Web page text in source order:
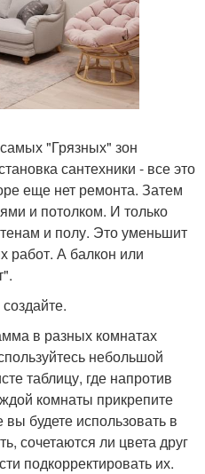
"Грязных" зон
сантехники - все это
еще нет ремонта. Затем
и потолком. И только
и полу. Это уменьшит
работ. А балкон или
в разных комнатах
небольшой
таблицу, где напротив
комнаты прикрепите
будете использовать в
сочетаются ли цвета друг
подкорректировать их.